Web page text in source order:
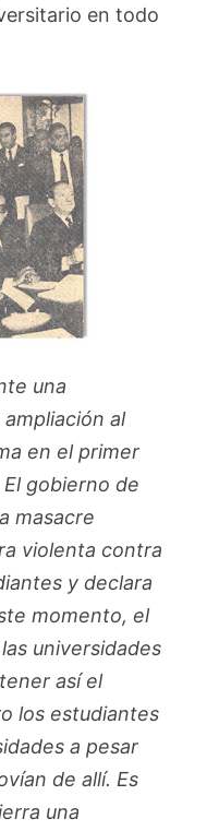
en todo
una
al
en el primer
gobierno de
masacre
violenta contra
y declara
momento, el
universidades
así el
los estudiantes
a pesar
de allí. Es
una